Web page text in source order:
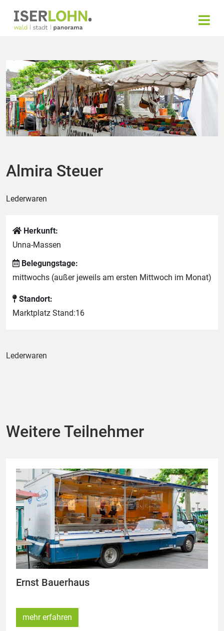
Almira Steuer
Lederwaren
Herkunft:
Unna-Massen
Belegungstage:
mittwochs (außer jeweils am ersten Mittwoch im Monat)
Standort:
Marktplatz Stand:16
Lederwaren
Weitere Teilnehmer
Ernst Bauerhaus
mehr erfahren